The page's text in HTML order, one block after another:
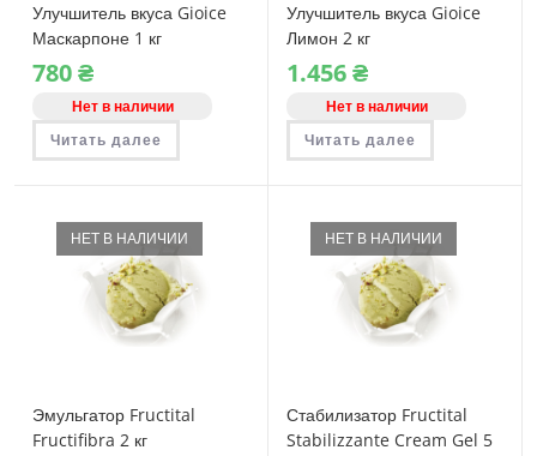
Улучшитель вкуса Gioice
Маскарпоне 1 кг
780₴
Нет в наличии
Читать далее
Улучшитель вкуса Gioice
Лимон 2 кг
1.456₴
Нет в наличии
Читать далее
НЕТ В НАЛИЧИИ
Эмульгатор Fructital
Fructifibra 2 кг
НЕТ В НАЛИЧИИ
Стабилизатор Fructital
Stabilizzante Cream Gel 5